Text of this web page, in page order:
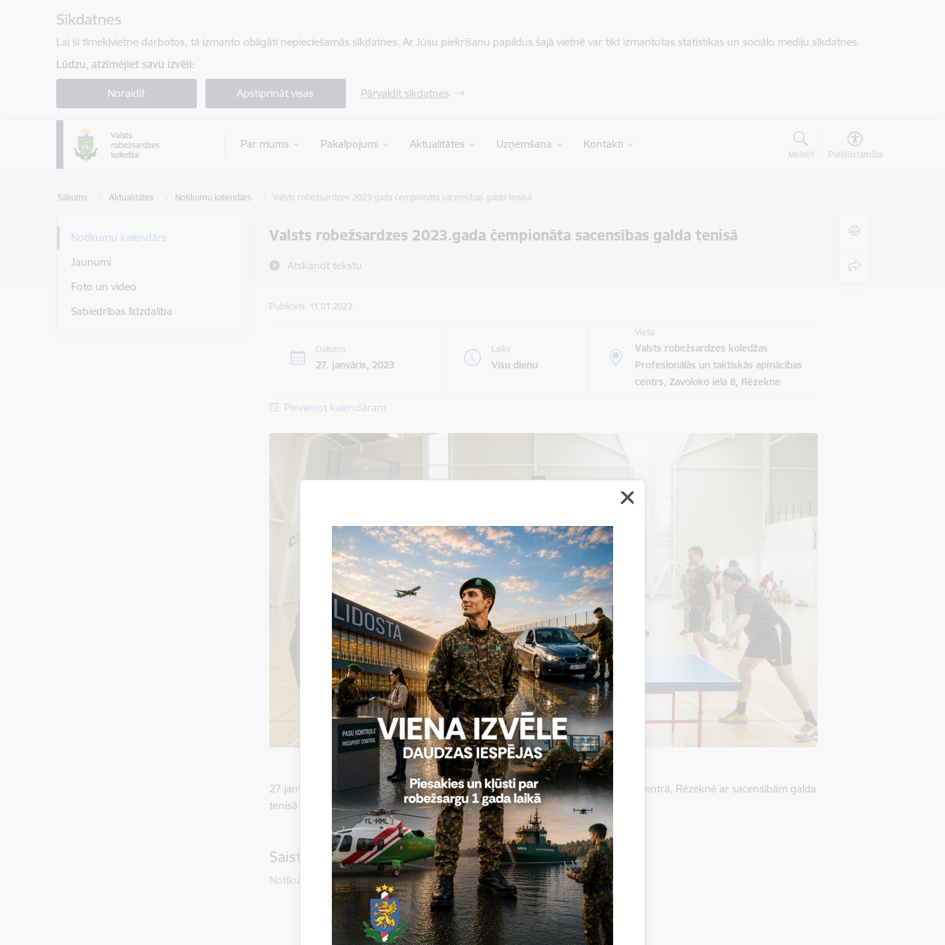
Sīkdatnes
Lai šī tīmekļvietne darbotos, tā izmanto obligāti nepieciešamās sīkdatnes. Ar Jūsu piekrišanu papildus šajā vietnē var tikt izmantotas statistikas un sociālo mediju sīkdatnes.
Lūdzu, atzīmējiet savu izvēli:
Noraidīt Apstiprināt visas Pārvaldīt sīkdatnes
Par mums Pakalpojumi Aktualitātes Uzņemšana Kontakti
Meklēt Piekļūstamība
Sākums Aktualitātes Notikumu kalendārs Valsts robežsardzes 2023.gada čempionāta sacensības galda tenisā
Valsts robežsardzes 2023.gada čempionāta sacensības galda tenisā
Atskaņot tekstu
Notikumu kalendārs
Jaunumi
Foto un video
Sabiedrības līdzdalība
Publicēts: 11.01.2023.
Datums
27. janvāris, 2023
Laiks
Visu dienu
Vieta
Valsts robežsardzes koledžas
Profesionālās un taktiskās apmācības
centrs, Zavoloko iela 8, Rēzekne
Pievienot kalendāram
27.janvārī Valsts robežsardzes koledžas Profesionālās un taktiskās apmācības centrā, Rēzeknē ar sacensībām galda
tenisā tiks atklāts Valsts robežsardzes 2023.gada čempionāts.
Saistītas tēmas
Notikumi: Sports